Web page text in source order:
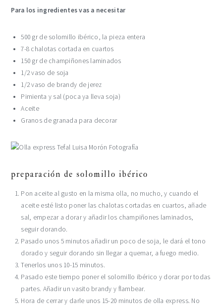
Para los ingredientes vas a necesitar
500 gr de solomillo ibérico, la pieza entera
7-8 chalotas cortada en cuartos
150 gr de champiñones laminados
1/2 vaso de soja
1/2 vaso de brandy de jerez
Pimienta y sal (poca ya lleva soja)
Aceite
Granos de granada para decorar
preparación de solomillo ibérico
Pon aceite al gusto en la misma olla, no mucho, y cuando el
aceite esté listo poner las chalotas cortadas en cuartos, añade
sal, empezar a dorar y añadir los champiñones laminados,
seguir dorando.
Pasado unos 5 minutos añadir un poco de soja, le dará el tono
dorado y seguir dorando sin llegar a quemar, a fuego medio.
Tenerlos unos 10-15 minutos.
Pasado este tiempo poner el solomillo ibérico y dorar por todas
partes. Añadir un vasito brandy y flambear.
Hora de cerrar y darle unos 15-20 minutos de olla express. No